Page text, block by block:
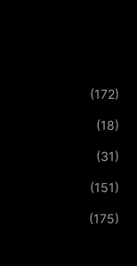
(172)
(18)
(31)
(151)
(175)